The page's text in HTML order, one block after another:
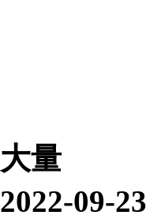
大量
2022-09-23